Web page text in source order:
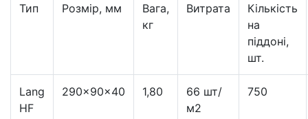
Тип Розмір, мм
Вага,
кг
Витрата
Кількість
на
піддоні,
шт.
Lang
HF
290×90×40 1,80
66 шт/
м2
750